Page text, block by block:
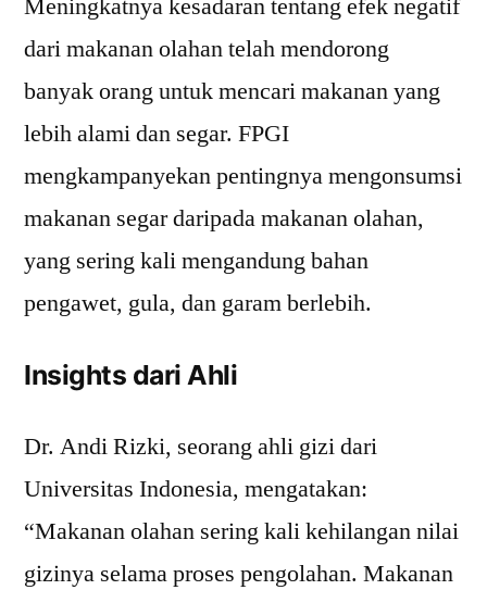
Meningkatnya kesadaran tentang efek negatif
dari makanan olahan telah mendorong
banyak orang untuk mencari makanan yang
lebih alami dan segar. FPGI
mengkampanyekan pentingnya mengonsumsi
makanan segar daripada makanan olahan,
yang sering kali mengandung bahan
pengawet, gula, dan garam berlebih.
Insights dari Ahli
Dr. Andi Rizki, seorang ahli gizi dari
Universitas Indonesia, mengatakan:
“Makanan olahan sering kali kehilangan nilai
gizinya selama proses pengolahan. Makanan